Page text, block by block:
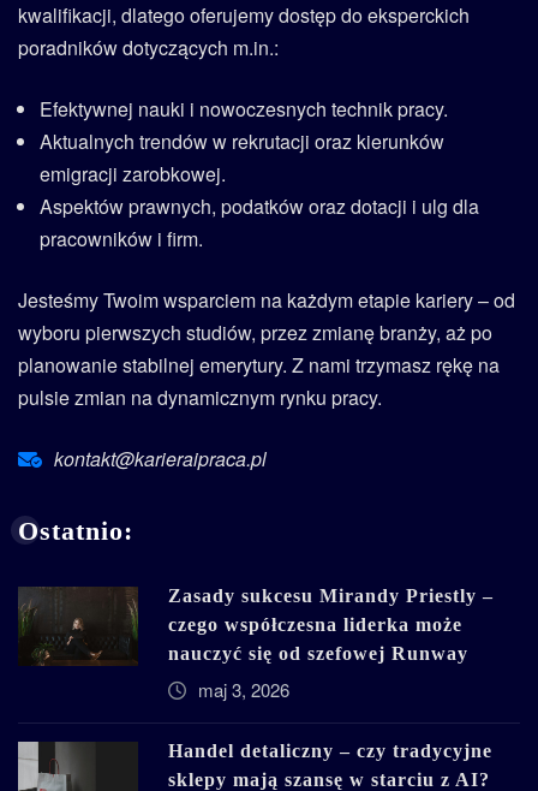
kwalifikacji, dlatego oferujemy dostęp do eksperckich
poradników dotyczących m.in.:
Efektywnej nauki i nowoczesnych technik pracy.
Aktualnych trendów w rekrutacji oraz kierunków
emigracji zarobkowej.
Aspektów prawnych, podatków oraz dotacji i ulg dla
pracowników i firm.
Jesteśmy Twoim wsparciem na każdym etapie kariery – od
wyboru pierwszych studiów, przez zmianę branży, aż po
planowanie stabilnej emerytury. Z nami trzymasz rękę na
pulsie zmian na dynamicznym rynku pracy.
kontakt@karieraipraca.pl
Ostatnio:
Zasady sukcesu Mirandy Priestly –
czego współczesna liderka może
nauczyć się od szefowej Runway
maj 3, 2026
Handel detaliczny – czy tradycyjne
sklepy mają szansę w starciu z AI?